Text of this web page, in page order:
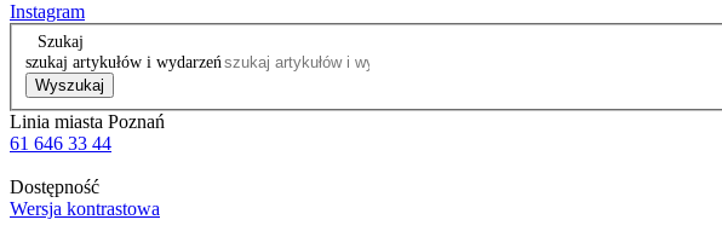
Instagram
Szukaj
szukaj artykułów i wydarzeń
Wyszukaj
Linia miasta Poznań
61 646 33 44
Dostępność
Wersja kontrastowa